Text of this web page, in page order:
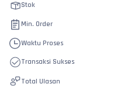
Stok
Min. Order
Waktu Proses
Transaksi Sukses
Total Ulasan